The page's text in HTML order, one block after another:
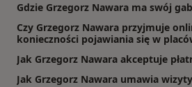
Gdzie Grzegorz Nawara ma swój
Czy Grzegorz Nawara przyjmuje
konieczności pojawiania się w
Jak Grzegorz Nawara akceptuje
Jak Grzegorz Nawara umawia